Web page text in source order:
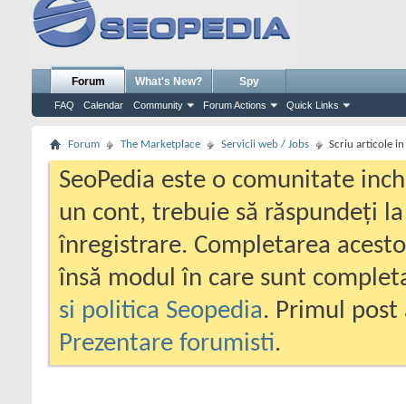
Forum
FAQ Calendar Community Forum Actions Quick Links
What's New? Spy
Forum The Marketplace Servicii web / Jobs Scriu articole
SeoPedia este o comunitate
un cont, trebuie să răspundeți
înregistrare. Completarea
însă modul în care sunt
si politica Seopedia. Primul
Prezentare forumisti.